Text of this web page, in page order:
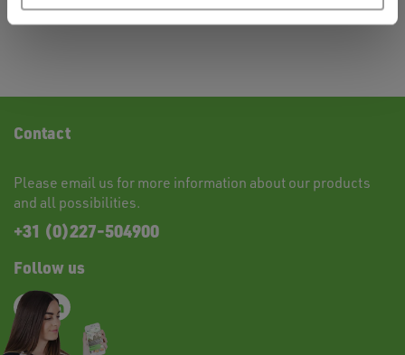
Contact
Please email us for more information about our products
and all possibilities.
+31 (0)227-504900
Follow us